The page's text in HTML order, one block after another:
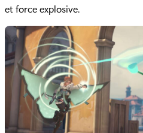
et force explosive.